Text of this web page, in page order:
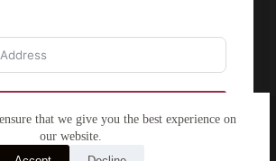
that we give you the best experience on
our website.
503290